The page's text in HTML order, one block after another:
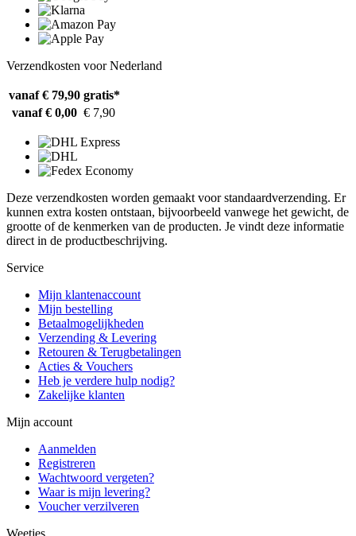
Verzendkosten voor Nederland
vanaf € 79,90 gratis*
vanaf € 0,00 € 7,90
Deze verzendkosten worden gemaakt voor standaardverzending. Er
kunnen extra kosten ontstaan, bijvoorbeeld vanwege het gewicht, de
grootte of de kenmerken van de producten. Je vindt deze informatie
direct in de productbeschrijving.
Service
Mijn klantenaccount
Mijn bestelling
Betaalmogelijkheden
Verzending & Levering
Retouren & Terugbetalingen
Acties & Vouchers
Heb je verdere hulp nodig?
Zakelijke klanten
Mijn account
Aanmelden
Registreren
Wachtwoord vergeten?
Waar is mijn levering?
Voucher verzilveren
Weetjes